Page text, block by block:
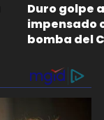
Duro golpe
impensado
bomba del